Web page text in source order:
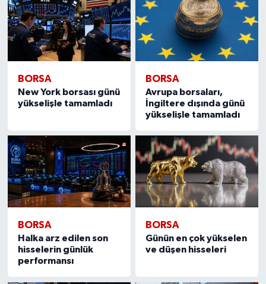
BORSA
New York borsası günü
yükselişle tamamladı
BORSA
Avrupa borsaları,
İngiltere dışında günü
yükselişle tamamladı
BORSA
Halka arz edilen son
hisselerin günlük
performansı
BORSA
Günün en çok yükselen
ve düşen hisseleri